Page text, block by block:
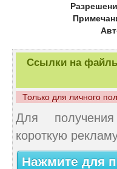
Ссылки на файлы
Только для личного
Для
короткую
Нажмите для